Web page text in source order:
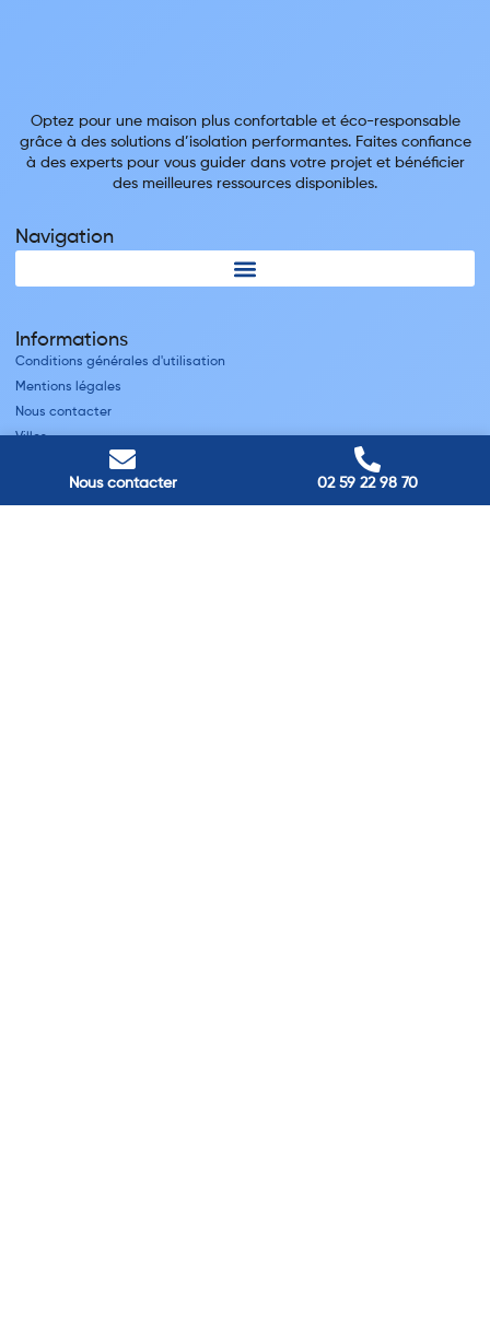
Nous contacter 02 59 22 98 70
Optez pour une maison plus confortable et éco-responsable
grâce à des solutions d’isolation performantes. Faites confiance
à des experts pour vous guider dans votre projet et bénéficier
des meilleures ressources disponibles.
Navigation
Informations
Conditions générales d'utilisation
Mentions légales
Nous contacter
Villes
Nos adresses